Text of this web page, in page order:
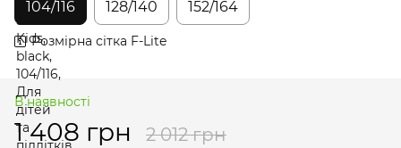
104/116
128/140 152/164
Розмірна сітка F-Lite
В наявності
1 408 грн 2 012 грн